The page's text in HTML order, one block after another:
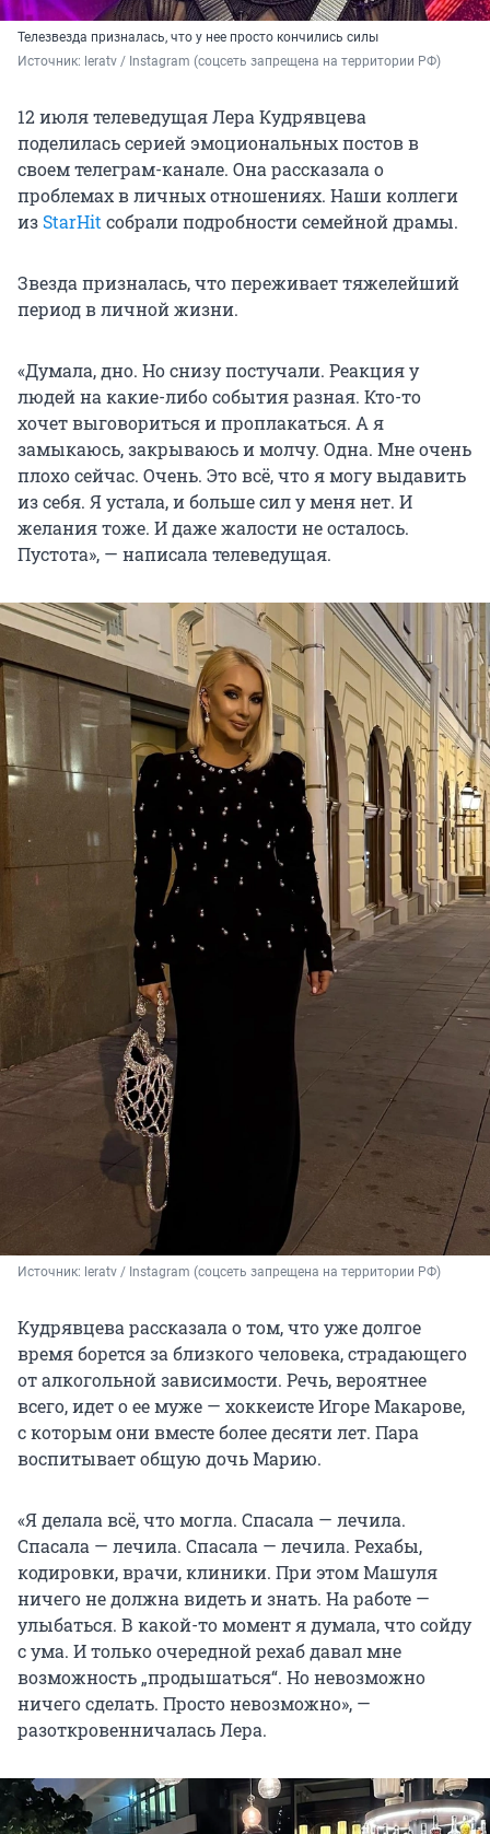
Телезвезда призналась, что у нее просто кончились силы
Источник: leratv / Instagram (соцсеть запрещена на территории РФ)
12 июля телеведущая Лера Кудрявцева
поделилась серией эмоциональных постов в
своем телеграм-канале. Она рассказала о
проблемах в личных отношениях. Наши коллеги
из StarHit собрали подробности семейной драмы.
Звезда призналась, что переживает тяжелейший
период в личной жизни.
«Думала, дно. Но снизу постучали. Реакция у
людей на какие-либо события разная. Кто-то
хочет выговориться и проплакаться. А я
замыкаюсь, закрываюсь и молчу. Одна. Мне очень
плохо сейчас. Очень. Это всё, что я могу выдавить
из себя. Я устала, и больше сил у меня нет. И
желания тоже. И даже жалости не осталось.
Пустота», — написала телеведущая.
Источник: leratv / Instagram (соцсеть запрещена на территории РФ)
Кудрявцева рассказала о том, что уже долгое
время борется за близкого человека, страдающего
от алкогольной зависимости. Речь, вероятнее
всего, идет о ее муже — хоккеисте Игоре Макарове,
с которым они вместе более десяти лет. Пара
воспитывает общую дочь Марию.
«Я делала всё, что могла. Спасала — лечила.
Спасала — лечила. Спасала — лечила. Рехабы,
кодировки, врачи, клиники. При этом Машуля
ничего не должна видеть и знать. На работе —
улыбаться. В какой-то момент я думала, что сойду
с ума. И только очередной рехаб давал мне
возможность „продышаться“. Но невозможно
ничего сделать. Просто невозможно», —
разоткровенничалась Лера.